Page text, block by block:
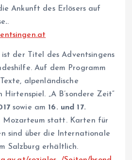
Ankunft des Erlösers auf
..
ist der Titel des Adventsingens
Auf dem Programm
alpenländische
Hirtenspiel. „A B’sondere Zeit“
sowie am 16. und 17.
Mozarteum statt. Karten für
sind über die Internationale
Salzburg erhältlich.